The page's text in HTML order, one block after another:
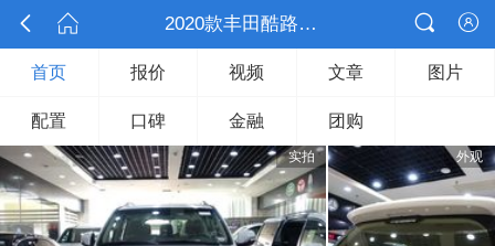
  2020款丰田酷路泽4600 

首页 报价 视频 文章 图片
配置 口碑 金融 团购
实拍 外观